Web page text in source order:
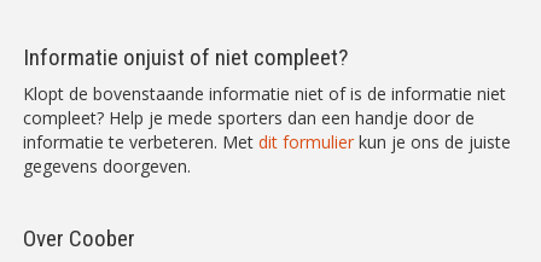
Informatie onjuist of niet compleet?
Klopt de bovenstaande informatie niet of is de informatie niet
compleet? Help je mede sporters dan een handje door de
informatie te verbeteren. Met dit formulier kun je ons de juiste
gegevens doorgeven.
Over Coober